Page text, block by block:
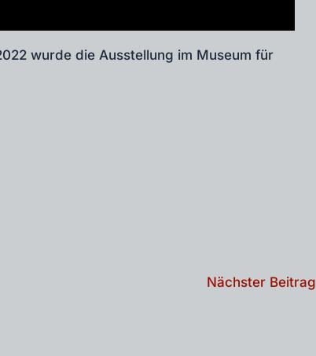
wurde die Ausstellung im Museum für
Nächster Beitrag